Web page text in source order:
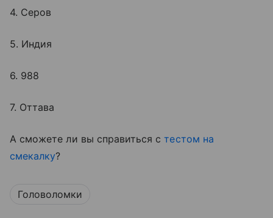
4. Серов
5. Индия
6. 988
7. Оттава
А сможете ли вы справиться стестом на
смекалку?
Головоломки